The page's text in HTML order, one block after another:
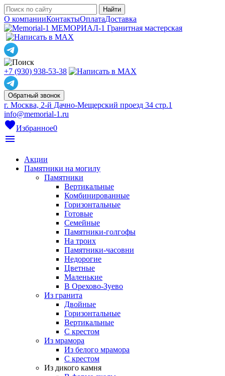
О компанииКонтактыОплатаДоставка
МЕМОРИАЛ-1 Гранитная мастерская
+7 (930) 938-53-38
Обратный звонок
г. Москва, 2-й Дачно-Мещерский проезд 34 стр.1
info@memorial-1.ru
favoriteИзбранное0
menu
Акции
Памятники на могилу
Памятники
Вертикальные
Комбинированные
Горизонтальные
Готовые
Семейные
Памятники-голгофы
На троих
Памятники-часовни
Недорогие
Цветные
Маленькие
В Орехово-Зуево
Из гранита
Двойные
Горизонтальные
Вертикальные
С крестом
Из мрамора
Из белого мрамора
С крестом
Из дикого камня